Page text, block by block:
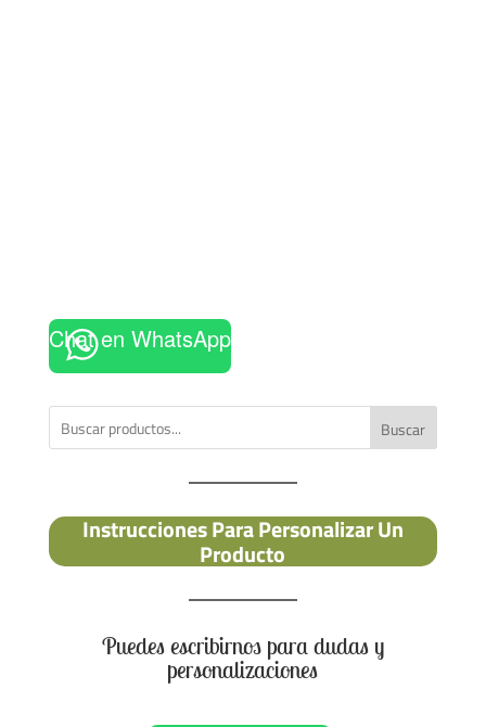
Chat en WhatsApp
Buscar
Instrucciones Para Personalizar Un
Producto
Puedes escribirnos para dudas y
personalizaciones